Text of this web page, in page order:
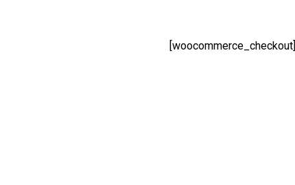
[woocommerce_checkout]